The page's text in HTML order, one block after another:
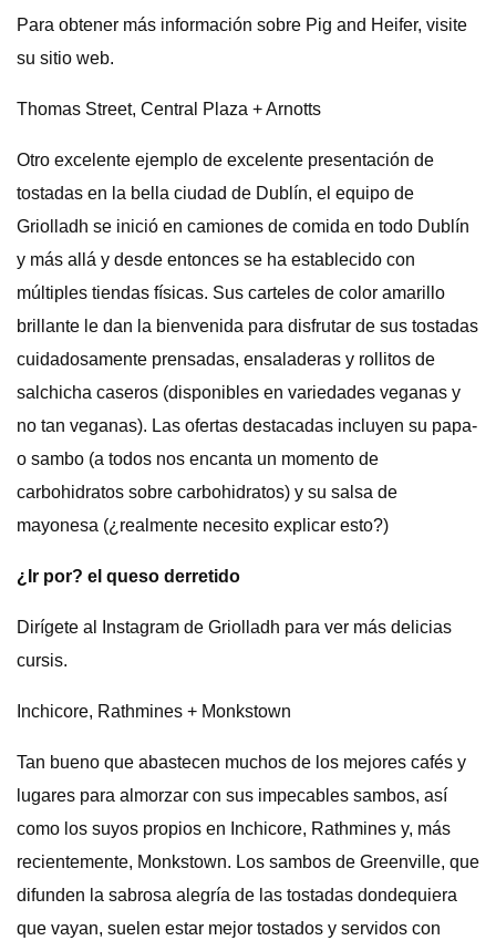
Para obtener más información sobre Pig and Heifer, visite
su sitio web.
Thomas Street, Central Plaza + Arnotts
Otro excelente ejemplo de excelente presentación de
tostadas en la bella ciudad de Dublín, el equipo de
Griolladh se inició en camiones de comida en todo Dublín
y más allá y desde entonces se ha establecido con
múltiples tiendas físicas. Sus carteles de color amarillo
brillante le dan la bienvenida para disfrutar de sus tostadas
cuidadosamente prensadas, ensaladeras y rollitos de
salchicha caseros (disponibles en variedades veganas y
no tan veganas). Las ofertas destacadas incluyen su papa-
o sambo (a todos nos encanta un momento de
carbohidratos sobre carbohidratos) y su salsa de
mayonesa (¿realmente necesito explicar esto?)
¿Ir por? el queso derretido
Dirígete al Instagram de Griolladh para ver más delicias
cursis.
Inchicore, Rathmines + Monkstown
Tan bueno que abastecen muchos de los mejores cafés y
lugares para almorzar con sus impecables sambos, así
como los suyos propios en Inchicore, Rathmines y, más
recientemente, Monkstown. Los sambos de Greenville, que
difunden la sabrosa alegría de las tostadas dondequiera
que vayan, suelen estar mejor tostados y servidos con